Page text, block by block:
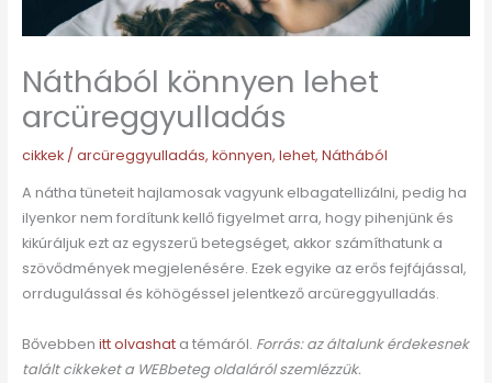
Náthából könnyen lehet
arcüreggyulladás
cikkek/ arcüreggyulladás, könnyen, lehet, Náthából
A nátha tüneteit hajlamosak vagyunk elbagatellizálni, pedig ha
ilyenkor nem fordítunk kellő figyelmet arra, hogy pihenjünk és
kikúráljuk ezt az egyszerű betegséget, akkor számíthatunk a
szövődmények megjelenésére. Ezek egyike az erős fejfájással,
orrdugulással és köhögéssel jelentkező arcüreggyulladás.
Bővebben itt olvashat a témáról. Forrás: az általunk érdekesnek
talált cikkeket a WEBbeteg oldaláról szemlézzük.